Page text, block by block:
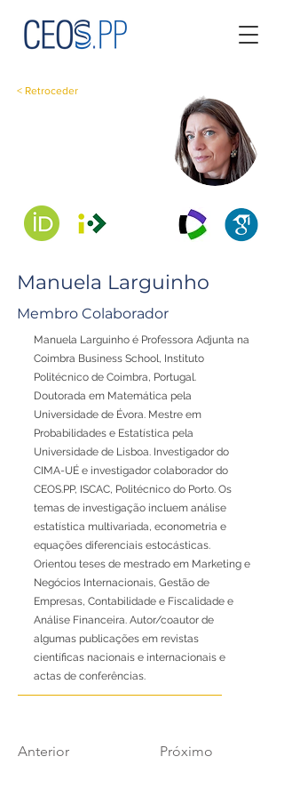
< Retroceder
Manuela Larguinho
Membro Colaborador
Manuela Larguinho é Professora Adjunta na
Coimbra Business School, Instituto
Politécnico de Coimbra, Portugal.
Doutorada em Matemática pela
Universidade de Évora. Mestre em
Probabilidades e Estatística pela
Universidade de Lisboa. Investigador do
CIMA-UÉ e investigador colaborador do
CEOS.PP, ISCAC, Politécnico do Porto. Os
temas de investigação incluem análise
estatística multivariada, econometria e
equações diferenciais estocásticas.
Orientou teses de mestrado em Marketing e
Negócios Internacionais, Gestão de
Empresas, Contabilidade e Fiscalidade e
Análise Financeira. Autor/coautor de
algumas publicações em revistas
científicas nacionais e internacionais e
actas de conferências.
Anterior Próximo